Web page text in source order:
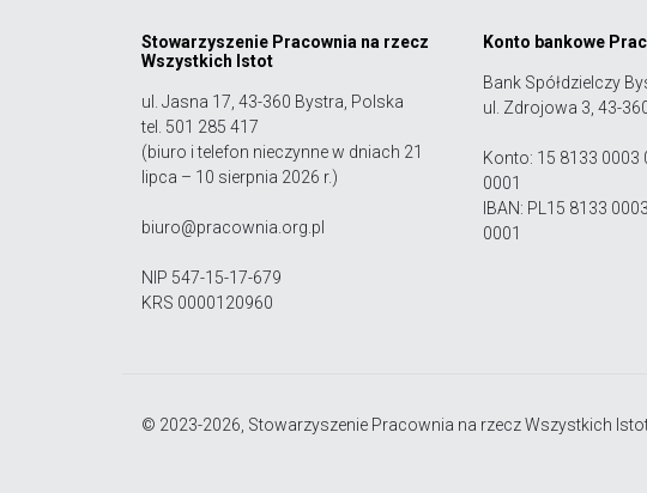
Stowarzyszenie Pracownia na rzecz
Wszystkich Istot
ul. Jasna 17, 43-360 Bystra, Polska
tel. 501 285 417
(biuro i telefon nieczynne w dniach 21
lipca – 10 sierpnia 2026 r.)
biuro@pracownia.org.pl
NIP 547-15-17-679
KRS 0000120960
Konto bankowe
Bank Spółdzielczy
ul. Zdrojowa 3, 43-
Konto: 15 8133 0003
0001
IBAN: PL15 8133
0001
© 2023-2026, Stowarzyszenie Pracownia na rzecz Wszystkich